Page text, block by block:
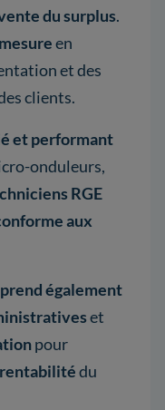
du surplus.
en
et des
clients.
et performant
onduleurs,
RGE
aux
prend également
et
pour
du